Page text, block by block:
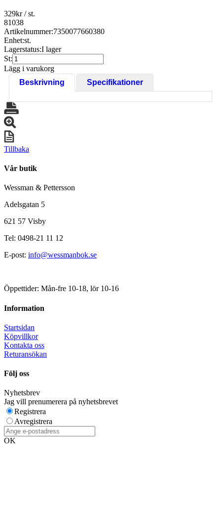
329kr/ st.
81038
Artikelnummer:7350077660380
Enhet:st.
Lagerstatus:I lager
St:
Lägg i varukorg
Beskrivning
Specifikationer
Tillbaka
Vår butik
Wessman & Pettersson
Adelsgatan 5
621 57 Visby
Tel: 0498-21 11 12
E-post: info@wessmanbok.se
Öppettider: Mån-fre 10-18, lör 10-16
Information
Startsidan
Köpvillkor
Kontakta oss
Returansökan
Följ oss
Nyhetsbrev
Jag vill prenumerera på nyhetsbrevet
Registrera
Avregistrera
OK